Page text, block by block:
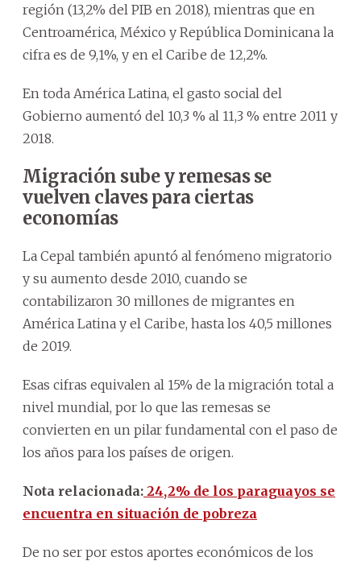
región (13,2% del PIB en 2018), mientras que en
Centroamérica, México y República Dominicana la
cifra es de 9,1%, y en el Caribe de 12,2%.
En toda América Latina, el gasto social del
Gobierno aumentó del 10,3 % al 11,3 % entre 2011 y
2018.
Migración sube y remesas se
vuelven claves para ciertas
economías
La Cepal también apuntó al fenómeno migratorio
y su aumento desde 2010, cuando se
contabilizaron 30 millones de migrantes en
América Latina y el Caribe, hasta los 40,5 millones
de 2019.
Esas cifras equivalen al 15% de la migración total a
nivel mundial, por lo que las remesas se
convierten en un pilar fundamental con el paso de
los años para los países de origen.
Nota relacionada: 24,2% de los paraguayos se
encuentra en situación de pobreza
De no ser por estos aportes económicos de los